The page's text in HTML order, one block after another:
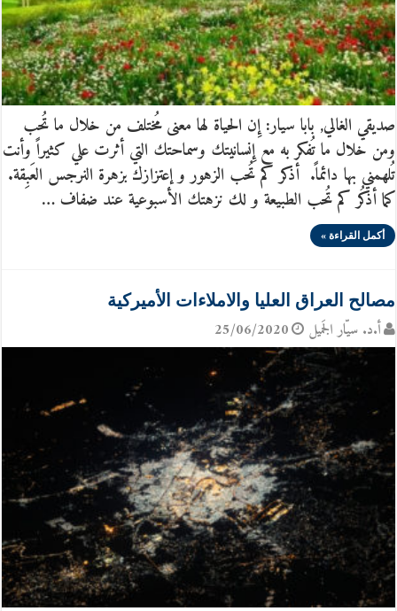
صديقي الغالي, بابا سيار: إِن الحياة لها معنى مُختلف من خلال ما تُحب
ومن خلال ما تُفكر به مع إِنسانيتك وسماحتك التي أثرت علي كثيراً وأنت
تُلهمني بها دائماً. ‎ أذكر كم تُحب الزهور و إعتزازك بزهرة النرجس العَبِقة.
كما أذكُر كم تُحب الطبيعة و لك نزهتك الأسبوعية عند ضفاف …
أكمل القراءة »
مصالح العراق العليا والاملاءات الأميركية
أ.د. سيّار الجَميل 25/06/2020